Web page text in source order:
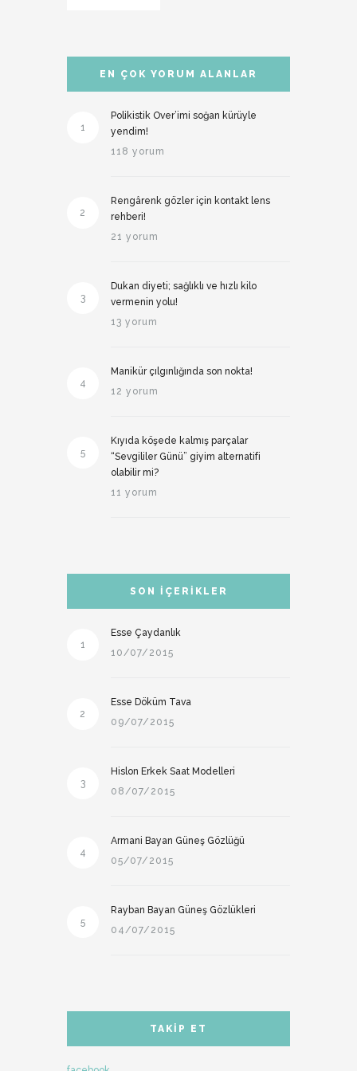
EN ÇOK YORUM ALANLAR
1
Polikistik Over’imi soğan kürüyle
yendim!
118 yorum
2
Rengârenk gözler için kontakt lens
rehberi!
21 yorum
3
Dukan diyeti; sağlıklı ve hızlı kilo
vermenin yolu!
13 yorum
4
Manikür çılgınlığında son nokta!
12 yorum
5
Kıyıda köşede kalmış parçalar
“Sevgililer Günü” giyim alternatifi
olabilir mi?
11 yorum
SON İÇERIKLER
1
Esse Çaydanlık
10/07/2015
2
Esse Döküm Tava
09/07/2015
3
Hislon Erkek Saat Modelleri
08/07/2015
4
Armani Bayan Güneş Gözlüğü
05/07/2015
5
Rayban Bayan Güneş Gözlükleri
04/07/2015
TAKIP ET